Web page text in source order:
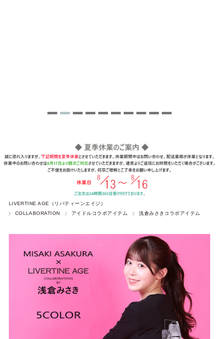
LIVERTINE AGE（リバティーンエイジ）
COLLABORATION
アイドルコラボアイテム 浅倉みさきコラボアイテム